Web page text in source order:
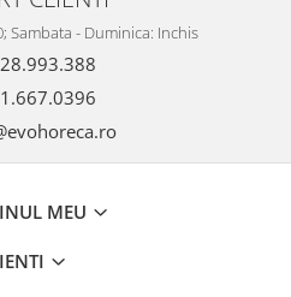
Sambata - Duminica: Inchis
MEU